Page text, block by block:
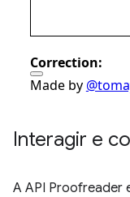
Interagir e
A API Proofreader